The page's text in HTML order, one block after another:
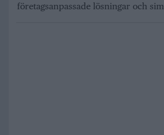
företagsanpassade lösningar och